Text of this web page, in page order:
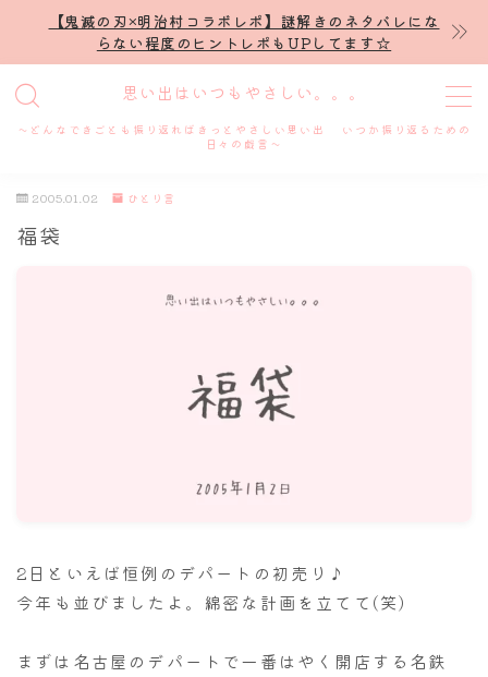
【鬼滅の刃×明治村コラボレポ】謎解きのネタバレにな
らない程度のヒントレポもUPしてます☆
思い出はいつもやさしい。。。
～どんなできごとも振り返ればきっとやさしい思い出 いつか振り返るための
日々の戯言～
MENU
プロフィール
2005.01.02 ひとり言
福袋
2日といえば恒例のデパートの初売り♪
今年も並びましたよ。綿密な計画を立てて(笑)
まずは名古屋のデパートで一番はやく開店する名鉄